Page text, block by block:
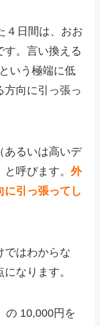
４日間は、おお
す。言い換える
いう極端に低
方向に引っ張っ
あるいは高いデ
と呼びます。外
に引っ張ってし
ではわからな
なります。
の 10,000円を